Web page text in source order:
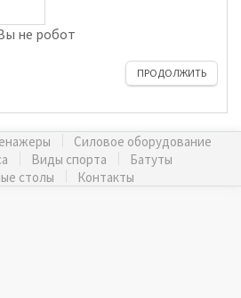
ПРОДОЛЖИТЬ
Силовое оборудование
Виды спорта
Батуты
столы
Контакты